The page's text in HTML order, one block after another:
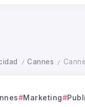
/ Cannes /
Marketing